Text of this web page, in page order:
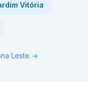
Vitória
Leste →